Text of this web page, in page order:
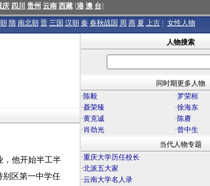
庆 四川 贵州 云南 西藏[港 澳 台]
隋 南北朝 晋 三国 汉朝 秦 春秋战国 周 商 夏 上古 女性人物
，他开始半工半
别区第一中学任
人物搜索
同时期更多人物
·陈毅 ·罗荣桓
·聂荣臻 ·徐海东
·黄克诚 ·陈赓
·肖劲光 ·曾中生
当代人物专题
·重庆大学历任校长
·北派五大家
·云南大学名人录